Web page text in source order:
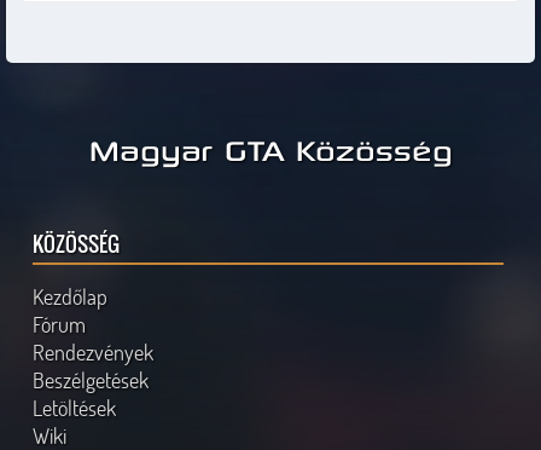
Magyar GTA Közösség
KÖZÖSSÉG
Kezdőlap
Fórum
Rendezvények
Beszélgetések
Letöltések
Wiki